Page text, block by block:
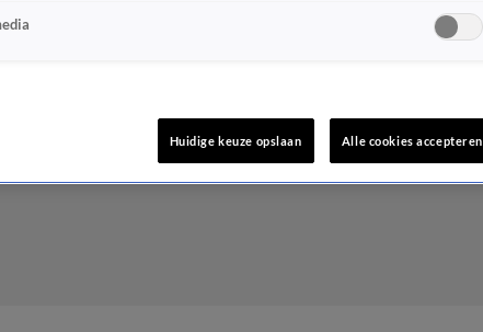
Huidige keuze opslaan Alle cookies accepteren